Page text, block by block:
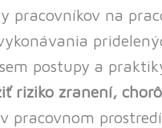
pracovníkov na
postupy a
riziko zranení,
v pracovnom